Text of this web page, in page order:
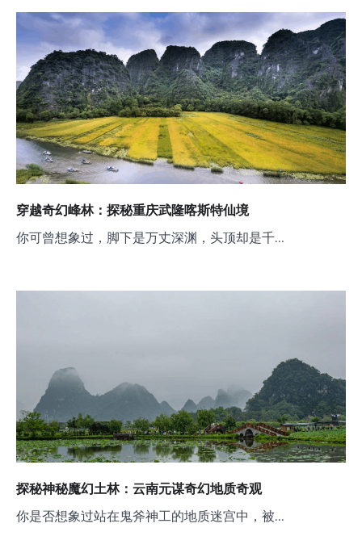
穿越奇幻峰林：探秘重庆武隆喀斯特仙境
你可曾想象过，脚下是万丈深渊，头顶却是千…
探秘神秘魔幻土林：云南元谋奇幻地质奇观
你是否想象过站在鬼斧神工的地质迷宫中，被…